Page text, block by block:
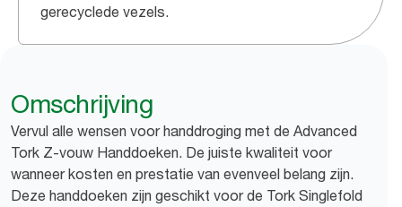
gerecyclede vezels.
Omschrijving
Vervul alle wensen voor handdroging met de Advanced
Tork Z-vouw Handdoeken. De juiste kwaliteit voor
wanneer kosten en prestatie van evenveel belang zijn.
Deze handdoeken zijn geschikt voor de Tork Singlefold